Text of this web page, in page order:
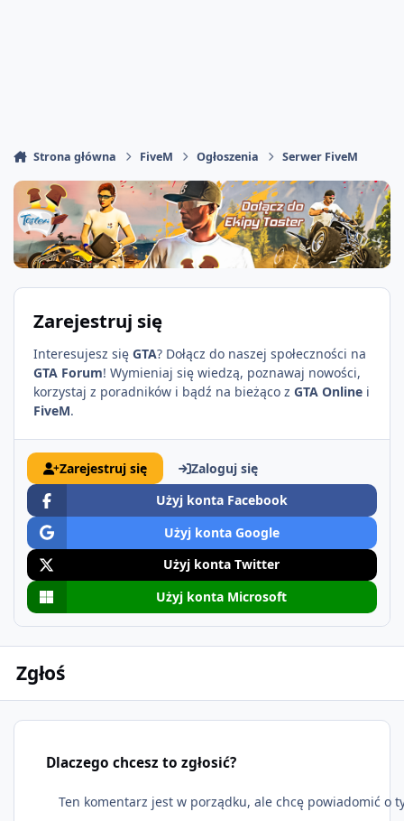
Strona główna FiveM Ogłoszenia Serwer FiveM
Zarejestruj się
Interesujesz się GTA? Dołącz do naszej społeczności na
GTA Forum! Wymieniaj się wiedzą, poznawaj nowości,
korzystaj z poradników i bądź na bieżąco z GTA Online i
FiveM.
Zarejestruj się
Zaloguj się
Użyj konta Facebook
Użyj konta Google
Użyj konta Twitter
Użyj konta Microsoft
Zgłoś
Dlaczego chcesz to zgłosić?